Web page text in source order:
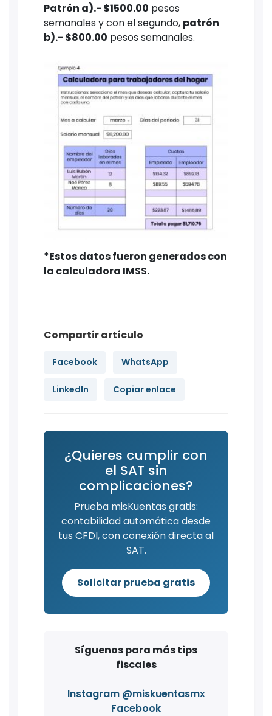
Patrón a).- $1500.00 pesos
semanales y con el segundo, patrón
b).- $800.00 pesos semanales.
*Estos datos fueron generados con
la calculadora IMSS.
Compartir artículo
Facebook WhatsApp
LinkedIn Copiar enlace
¿Quieres cumplir con
el SAT sin
complicaciones?
Prueba misKuentas gratis:
contabilidad automática desde
tus CFDI, con conexión directa al
SAT.
Solicitar prueba gratis
Síguenos para más tips
fiscales
Instagram @miskuentasmx
Facebook